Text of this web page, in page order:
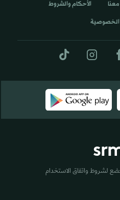
الأحكام والشروط
لشروط واتفاق الاستخدام